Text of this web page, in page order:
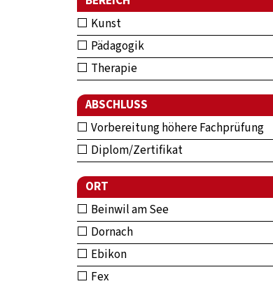
Kunst
Pädagogik
Therapie
ABSCHLUSS
Vorbereitung höhere Fachprüfung
Diplom/Zertifikat
ORT
Beinwil am See
Dornach
Ebikon
Fex